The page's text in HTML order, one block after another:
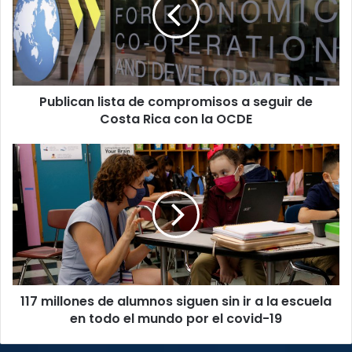
a
seguir
de
Costa
Rica
Publican lista de compromisos a seguir de
Costa Rica con la OCDE
117
millones
de
alumnos
siguen
ir
a
la
escuela
117 millones de alumnos siguen sin ir a la escuela
en todo el mundo por el covid-19